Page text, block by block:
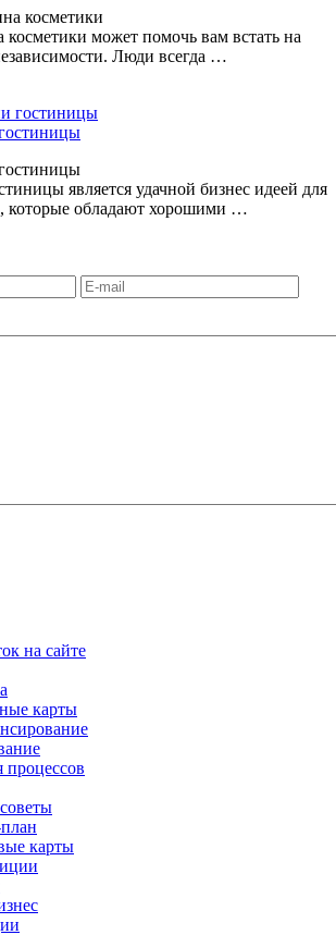
косметики
косметики может помочь вам встать на
Люди всегда …
является удачной бизнес идеей для
которые обладают хорошими …
на сайте
карты
карты